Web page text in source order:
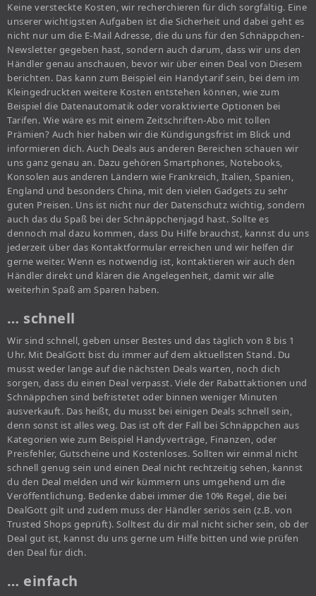
Keine versteckte Kosten, wir recherchieren für dich sorgfältig. Eine
unserer wichtigsten Aufgaben ist die Sicherheit und dabei geht es
nicht nur um die E-Mail Adresse, die du uns für den Schnäppchen-
Newsletter gegeben hast, sondern auch darum, dass wir uns den
Händler genau anschauen, bevor wir über einen Deal von Diesem
berichten. Das kann zum Beispiel ein Handytarif sein, bei dem im
Kleingedruckten weitere Kosten entstehen können, wie zum
Beispiel die Datenautomatik oder voraktivierte Optionen bei
Tarifen. Wie wäre es mit einem Zeitschriften-Abo mit tollen
Prämien? Auch hier haben wir die Kündigungsfrist im Blick und
informieren dich. Auch Deals aus anderen Bereichen schauen wir
uns ganz genau an. Dazu gehören Smartphones, Notebooks,
Konsolen aus anderen Ländern wie Frankreich, Italien, Spanien,
England und besonders China, mit den vielen Gadgets zu sehr
guten Preisen. Uns ist nicht nur der Datenschutz wichtig, sondern
auch das du Spaß bei der Schnäppchenjagd hast. Sollte es
dennoch mal dazu kommen, dass Du Hilfe brauchst, kannst du uns
jederzeit über das Kontaktformular erreichen und wir helfen dir
gerne weiter. Wenn es notwendig ist, kontaktieren wir auch den
Händler direkt und klären die Angelegenheit, damit wir alle
weiterhin Spaß am Sparen haben.
… schnell
Wir sind schnell, geben unser Bestes und das täglich von 8 bis 1
Uhr. Mit DealGott bist du immer auf dem aktuellsten Stand. Du
musst weder lange auf die nächsten Deals warten, noch dich
sorgen, dass du einen Deal verpasst. Viele der Rabattaktionen und
Schnäppchen sind befristetet oder binnen weniger Minuten
ausverkauft. Das heißt, du musst bei einigen Deals schnell sein,
denn sonst ist alles weg. Das ist oft der Fall bei Schnäppchen aus
Kategorien wie zum Beispiel Handyverträge, Finanzen, oder
Preisfehler, Gutscheine und Kostenloses. Sollten wir einmal nicht
schnell genug sein und einen Deal nicht rechtzeitig sehen, kannst
du den Deal melden und wir kümmern uns umgehend um die
Veröffentlichung. Bedenke dabei immer die 10% Regel, die bei
DealGott gilt und zudem muss der Händler seriös sein (z.B. von
Trusted Shops geprüft). Solltest du dir mal nicht sicher sein, ob der
Deal gut ist, kannst du uns gerne um Hilfe bitten und wie prüfen
den Deal für dich.
… einfach